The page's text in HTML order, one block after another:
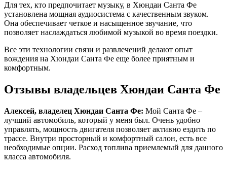
Для тех, кто предпочитает музыку, в Хюндаи Санта Фе
установлена мощная аудиосистема с качественным звуком.
Она обеспечивает четкое и насыщенное звучание, что
позволяет наслаждаться любимой музыкой во время поездки.
Все эти технологии связи и развлечений делают опыт
вождения на Хюндаи Санта Фе еще более приятным и
комфортным.
Отзывы владельцев Хюндаи Санта Фе
Алексей, владелец Хюндаи Санта Фе: Мой Санта Фе –
лучший автомобиль, который у меня был. Очень удобно
управлять, мощность двигателя позволяет активно ездить по
трассе. Внутри просторный и комфортный салон, есть все
необходимые опции. Расход топлива приемлемый для данного
класса автомобиля.